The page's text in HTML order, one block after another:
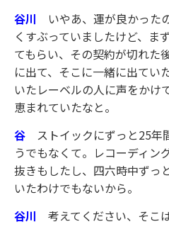
谷川 いやあ、運が良かった
くすぶっていましたけど、ま
てもらい、その契約が切れた
に出て、そこに一緒に出てい
いたレーベルの人に声をかけ
恵まれていたなと。
谷 ストイックにずっと25年
うでもなくて。レコーディン
抜きもしたし、四六時中ずっ
いたわけでもないから。
谷川 考えてください、そこ